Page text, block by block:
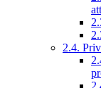
2.4.